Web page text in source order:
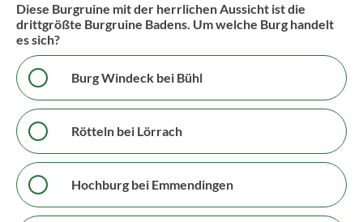
Diese Burgruine mit der herrlichen Aussicht ist die
drittgrößte Burgruine Badens. Um welche Burg handelt
es sich?
Burg Windeck bei Bühl
Rötteln bei Lörrach
Hochburg bei Emmendingen